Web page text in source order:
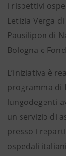
i rispettivi
Letizia Verga
Pausilipon di
Bologna e
L’iniziativa è
programma di
lungodegenti
un servizio di
presso i
ospedali